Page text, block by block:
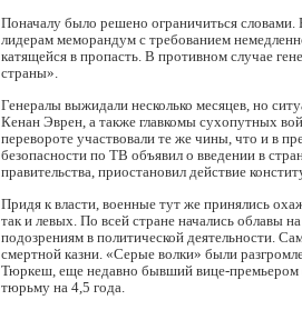
Поначалу было решено ограничиться словами.
лидерам меморандум с требованием
катящейся в пропасть. В противном случае
страны».
Генералы выжидали несколько месяцев, но
Кенан Эврен, а также главкомы сухопутных
перевороте участвовали те же чины, что и в
безопасности по ТВ объявил о введении в
правительства, приостановил действие
Придя к власти, военные тут же принялись
так и левых. По всей стране начались облавы
подозрениям в политической деятельности.
смертной казни. «Серые волки» были
Тюркеш, еще недавно бывший вице-премьером
тюрьму на 4,5 года.